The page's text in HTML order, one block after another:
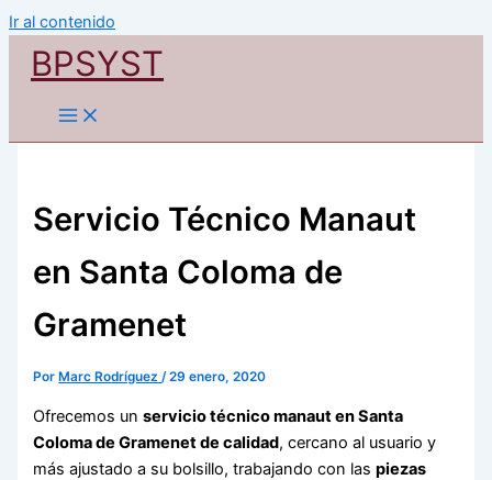
Ir al contenido
BPSYST
Servicio Técnico Manaut
en Santa Coloma de
Gramenet
Por Marc Rodríguez/29 enero, 2020
Ofrecemos unservicio técnico manaut en Santa
Coloma de Gramenet de calidad, cercano al usuario y
más ajustado a su bolsillo, trabajando con laspiezas